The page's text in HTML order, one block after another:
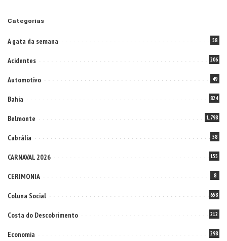
Categorias
A gata da semana 58
Acidentes 206
Automotivo 49
Bahia 824
Belmonte 1.798
Cabrália 58
CARNAVAL 2026 155
CERIMONIA 8
Coluna Social 658
Costa do Descobrimento 212
Economia 298